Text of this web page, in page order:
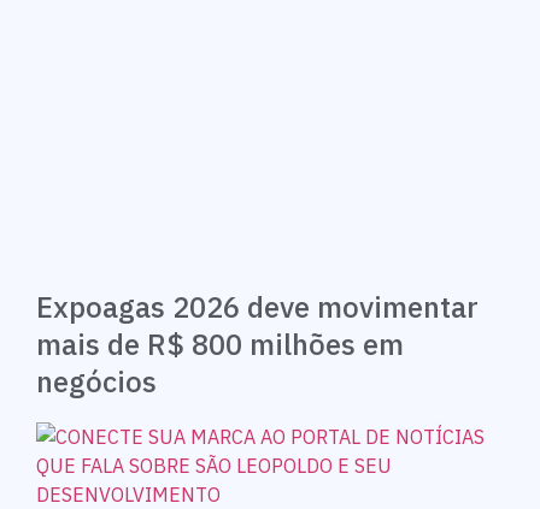
Expoagas 2026 deve movimentar
mais de R$ 800 milhões em
negócios